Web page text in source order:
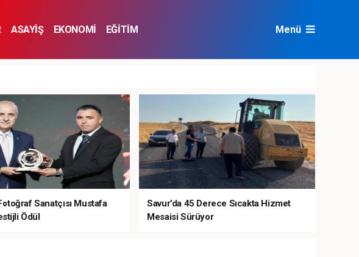
ASAYİŞ EKONOMİ
EĞİTİM
Menü
Sanatçısı Mustafa
Ödül
Savur’da 45 Derece Sıcakta Hizmet
Mesaisi Sürüyor